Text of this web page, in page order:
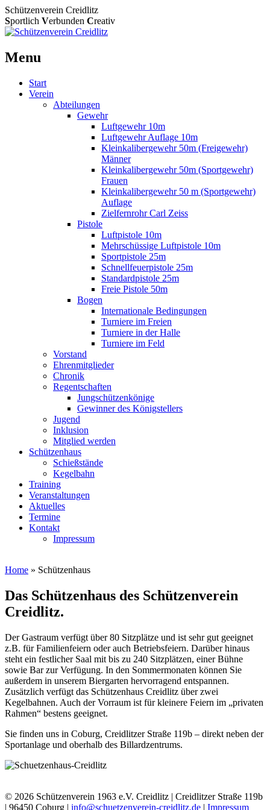
Schützenverein Creidlitz
Sportlich Verbunden Creativ
Menu
Skip
Start
Verein
Abteilungen
Gewehr
Luftgewehr 10m
Luftgewehr Auflage 10m
Kleinkalibergewehr 50m (Freigewehr)
Männer
Kleinkalibergewehr 50m (Sportgewehr)
Frauen
Kleinkalibergewehr 50 m (Sportgewehr)
Auflage
Zielfernrohr Carl Zeiss
Pistole
Luftpistole 10m
Mehrschüssige Luftpistole 10m
Sportpistole 25m
Schnellfeuerpistole 25m
Standardpistole 25m
Freie Pistole 50m
Bogen
Internationale Bedingungen
Turniere im Freien
Turniere in der Halle
Turniere im Feld
Vorstand
Ehrenmitglieder
Chronik
Regentschaften
Jungschützenkönige
Gewinner des Königstellers
Jugend
Inklusion
Mitglied werden
Schützenhaus
Schießstände
Kegelbahn
Training
Veranstaltungen
Aktuelles
Termine
Kontakt
Impressum
Home » Schützenhaus
Das Schützenhaus des Schützenverein
Creidlitz.
Der Gastraum verfügt über 80 Sitzplätze und ist sehr gut geeignet
z.B. für Familienfeiern oder auch Betriebsfeiern. Darüber hinaus
steht ein festlicher Saal mit bis zu 240 Sitzplätzen, einer Bühne
sowie Bar zur Verfügung. In den Sommermonaten können Sie
außerdem in unserem Biergarten hervorragend entspannen.
Zusätzlich verfügt das Schützenhaus Creidlitz über zwei
Kegelbahnen. Auch der Vorraum ist für kleinere Feiern im „privaten
Rahmen“ bestens geeignet.
Sie finden uns in Coburg, Creidlitzer Straße 119b – direkt neben der
Sportanlage und oberhalb des Billardzentrums.
© 2026 Schützenverein 1963 e.V. Creidlitz | Creidlitzer Straße 119b
| 96450 Coburg | info@schuetzenverein-creidlitz.de | Impressum